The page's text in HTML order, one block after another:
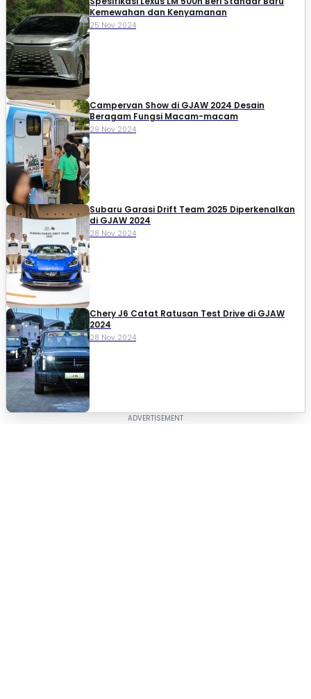
Kemewahan dan Kenyamanan
25 Nov 2024
Campervan Show di GJAW 2024 Desain
Beragam Fungsi Macam-macam
29 Nov 2024
Subaru Garasi Drift Team 2025 Diperkenalkan
di GJAW 2024
28 Nov 2024
Chery J6 Catat Ratusan Test Drive di GJAW
2024
28 Nov 2024